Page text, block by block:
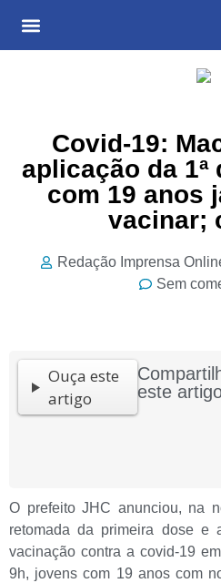
Covid-19:
aplicação da 1ª
com 19 anos
vacinar;
Redação Imprensa
Sem
Ouça este
artigo
este
O prefeito JHC anunciou, na
retomada da primeira dose e
vacinação contra a covid-19
9h, jovens com 19 anos com